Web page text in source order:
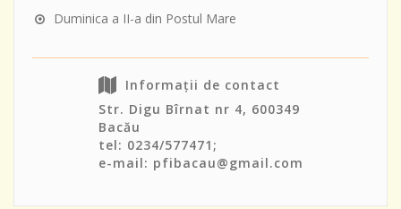
Duminica a II-a din Postul Mare
Informații de contact
Str. Digu Bîrnat nr 4, 600349
Bacău
tel: 0234/577471;
e-mail: pfibacau@gmail.com